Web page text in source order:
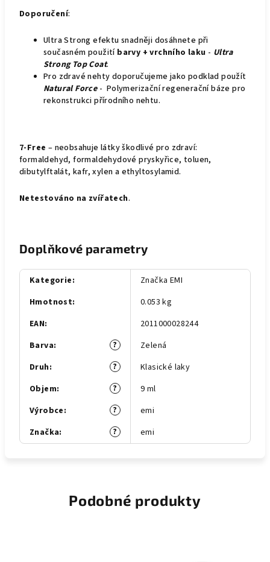
Doporučení:
Ultra Strong efektu snadněji dosáhnete při
současném použití barvy + vrchního laku - Ultra
Strong Top Coat.
Pro zdravé nehty doporučujeme jako podklad použít
Natural Force- Polymerizační regenerační báze pro
rekonstrukci přírodního nehtu.
7-Free – neobsahuje látky škodlivé pro zdraví:
formaldehyd, formaldehydové pryskyřice, toluen,
dibutylftalát, kafr, xylen a ethyltosylamid.
Netestováno na zvířatech.
Doplňkové parametry
Kategorie:
Značka EMI
Hmotnost:
0.053 kg
EAN:
2011000028244
?
Barva:
Zelená
?
Druh:
Klasické laky
?
Objem:
9 ml
?
Výrobce:
emi
?
Značka: emi
Podobné produkty